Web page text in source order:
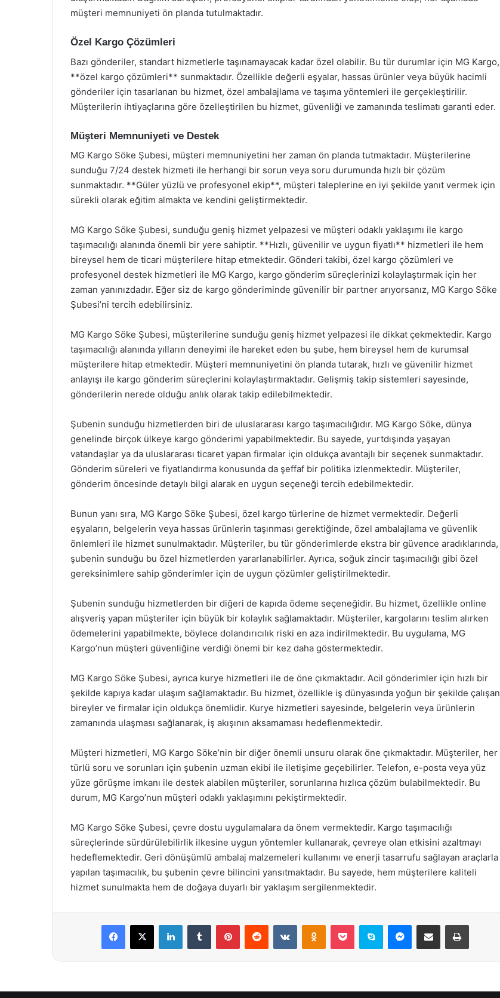
müşteri memnuniyeti ön planda tutulmaktadır.
Özel Kargo Çözümleri
Bazı gönderiler, standart hizmetlerle taşınamayacak kadar özel olabilir. Bu tür durumlar için MG Kargo,
**özel kargo çözümleri** sunmaktadır. Özellikle değerli eşyalar, hassas ürünler veya büyük hacimli
gönderiler için tasarlanan bu hizmet, özel ambalajlama ve taşıma yöntemleri ile gerçekleştirilir.
Müşterilerin ihtiyaçlarına göre özelleştirilen bu hizmet, güvenliği ve zamanında teslimatı garanti eder.
Müşteri Memnuniyeti ve Destek
MG Kargo Söke Şubesi, müşteri memnuniyetini her zaman ön planda tutmaktadır. Müşterilerine
sunduğu 7/24 destek hizmeti ile herhangi bir sorun veya soru durumunda hızlı bir çözüm
sunmaktadır. **Güler yüzlü ve profesyonel ekip**, müşteri taleplerine en iyi şekilde yanıt vermek için
sürekli olarak eğitim almakta ve kendini geliştirmektedir.
MG Kargo Söke Şubesi, sunduğu geniş hizmet yelpazesi ve müşteri odaklı yaklaşımı ile kargo
taşımacılığı alanında önemli bir yere sahiptir. **Hızlı, güvenilir ve uygun fiyatlı** hizmetleri ile hem
bireysel hem de ticari müşterilere hitap etmektedir. Gönderi takibi, özel kargo çözümleri ve
profesyonel destek hizmetleri ile MG Kargo, kargo gönderim süreçlerinizi kolaylaştırmak için her
zaman yanınızdadır. Eğer siz de kargo gönderiminde güvenilir bir partner arıyorsanız, MG Kargo Söke
Şubesi’ni tercih edebilirsiniz.
MG Kargo Söke Şubesi, müşterilerine sunduğu geniş hizmet yelpazesi ile dikkat çekmektedir. Kargo
taşımacılığı alanında yılların deneyimi ile hareket eden bu şube, hem bireysel hem de kurumsal
müşterilere hitap etmektedir. Müşteri memnuniyetini ön planda tutarak, hızlı ve güvenilir hizmet
anlayışı ile kargo gönderim süreçlerini kolaylaştırmaktadır. Gelişmiş takip sistemleri sayesinde,
gönderilerin nerede olduğu anlık olarak takip edilebilmektedir.
Şubenin sunduğu hizmetlerden biri de uluslararası kargo taşımacılığıdır. MG Kargo Söke, dünya
genelinde birçok ülkeye kargo gönderimi yapabilmektedir. Bu sayede, yurtdışında yaşayan
vatandaşlar ya da uluslararası ticaret yapan firmalar için oldukça avantajlı bir seçenek sunmaktadır.
Gönderim süreleri ve fiyatlandırma konusunda da şeffaf bir politika izlenmektedir. Müşteriler,
gönderim öncesinde detaylı bilgi alarak en uygun seçeneği tercih edebilmektedir.
Bunun yanı sıra, MG Kargo Söke Şubesi, özel kargo türlerine de hizmet vermektedir. Değerli
eşyaların, belgelerin veya hassas ürünlerin taşınması gerektiğinde, özel ambalajlama ve güvenlik
önlemleri ile hizmet sunulmaktadır. Müşteriler, bu tür gönderimlerde ekstra bir güvence aradıklarında,
şubenin sunduğu bu özel hizmetlerden yararlanabilirler. Ayrıca, soğuk zincir taşımacılığı gibi özel
gereksinimlere sahip gönderimler için de uygun çözümler geliştirilmektedir.
Şubenin sunduğu hizmetlerden bir diğeri de kapıda ödeme seçeneğidir. Bu hizmet, özellikle online
alışveriş yapan müşteriler için büyük bir kolaylık sağlamaktadır. Müşteriler, kargolarını teslim alırken
ödemelerini yapabilmekte, böylece dolandırıcılık riski en aza indirilmektedir. Bu uygulama, MG
Kargo’nun müşteri güvenliğine verdiği önemi bir kez daha göstermektedir.
MG Kargo Söke Şubesi, ayrıca kurye hizmetleri ile de öne çıkmaktadır. Acil gönderimler için hızlı bir
şekilde kapıya kadar ulaşım sağlamaktadır. Bu hizmet, özellikle iş dünyasında yoğun bir şekilde çalışan
bireyler ve firmalar için oldukça önemlidir. Kurye hizmetleri sayesinde, belgelerin veya ürünlerin
zamanında ulaşması sağlanarak, iş akışının aksamaması hedeflenmektedir.
Müşteri hizmetleri, MG Kargo Söke’nin bir diğer önemli unsuru olarak öne çıkmaktadır. Müşteriler, her
türlü soru ve sorunları için şubenin uzman ekibi ile iletişime geçebilirler. Telefon, e-posta veya yüz
yüze görüşme imkanı ile destek alabilen müşteriler, sorunlarına hızlıca çözüm bulabilmektedir. Bu
durum, MG Kargo’nun müşteri odaklı yaklaşımını pekiştirmektedir.
MG Kargo Söke Şubesi, çevre dostu uygulamalara da önem vermektedir. Kargo taşımacılığı
süreçlerinde sürdürülebilirlik ilkesine uygun yöntemler kullanarak, çevreye olan etkisini azaltmayı
hedeflemektedir. Geri dönüşümlü ambalaj malzemeleri kullanımı ve enerji tasarrufu sağlayan araçlarla
yapılan taşımacılık, bu şubenin çevre bilincini yansıtmaktadır. Bu sayede, hem müşterilere kaliteli
hizmet sunulmakta hem de doğaya duyarlı bir yaklaşım sergilenmektedir.
Facebook
X LinkedInTumblr PinterestReddit VKontakteOdnoklassniki
Pocket Skype Messenger
E-Posta ile paylaş Yazdır